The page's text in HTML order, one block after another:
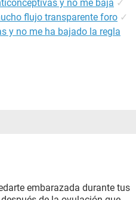
y no me baja ✓
flujo transparente foro ✓
y no me ha bajado la regla
embarazada durante tus